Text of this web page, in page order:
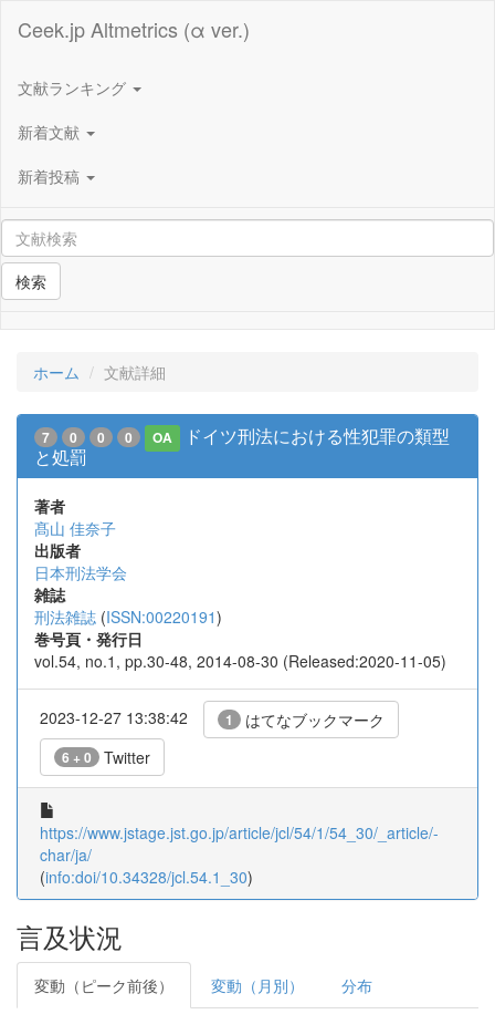
Ceek.jp Altmetrics (α ver.)
文献ランキング
新着文献
新着投稿
検索
ホーム 文献詳細
7 0 0 0 OA
ドイツ刑法における性犯罪の類型
と処罰
著者
髙山 佳奈子
出版者
日本刑法学会
雑誌
刑法雑誌 (ISSN:00220191)
巻号頁・発行日
vol.54, no.1, pp.30-48, 2014-08-30 (Released:2020-11-05)
2023-12-27 13:38:42 1 はてなブックマーク
6 + 0 Twitter
https://www.jstage.jst.go.jp/article/jcl/54/1/54_30/_article/-
char/ja/
(info:doi/10.34328/jcl.54.1_30)
言及状況
変動（ピーク前後） 変動（月別） 分布